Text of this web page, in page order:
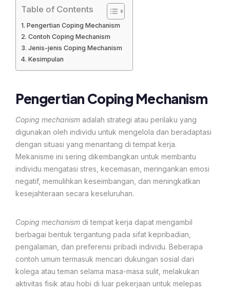
Table of Contents
Pengertian Coping Mechanism
Contoh Coping Mechanism
Jenis-jenis Coping Mechanism
Kesimpulan
Pengertian Coping Mechanism
Coping mechanism adalah strategi atau perilaku yang
digunakan oleh individu untuk mengelola dan beradaptasi
dengan situasi yang menantang di tempat kerja.
Mekanisme ini sering dikembangkan untuk membantu
individu mengatasi stres, kecemasan, meringankan emosi
negatif, memulihkan keseimbangan, dan meningkatkan
kesejahteraan secara keseluruhan.
Coping mechanism di tempat kerja dapat mengambil
berbagai bentuk tergantung pada sifat kepribadian,
pengalaman, dan preferensi pribadi individu. Beberapa
contoh umum termasuk mencari dukungan sosial dari
kolega atau teman selama masa-masa sulit, melakukan
aktivitas fisik atau hobi di luar pekerjaan untuk melepas